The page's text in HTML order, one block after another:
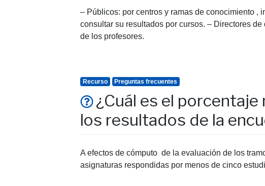
– Públicos: por centros y ramas de conocimiento ,
consultar su resultados por cursos. – Directores
de los profesores.
Recurso Preguntas frecuentes
¿Cuál es el
los resultados de la
A efectos de cómputo de la evaluación de los
asignaturas respondidas por menos de cinco